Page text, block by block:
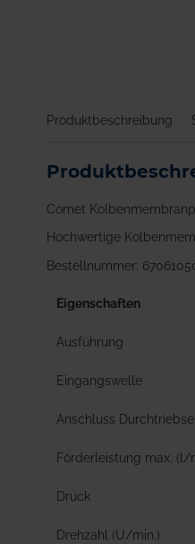
der
springen
Produktbeschreibung
Comet
Hochwertige
Bestellnummer:
Eigenschaften
Ausführung
Eingangswelle
Anschluss
Förderleistung max. (l/
Druck
Drehzahl (U/min.)